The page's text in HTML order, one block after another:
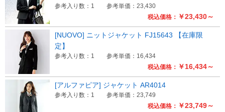
税込価格： ￥23,430～
参考入り数：1 参考単価：23,430
税込価格： ￥16,434～
[NUOVO] ニットジャケット FJ15643 【在庫限
定】
参考入り数：1 参考単価：16,434
税込価格： ￥23,749～
[アルファピア] ジャケット AR4014
参考入り数：1 参考単価：23,749